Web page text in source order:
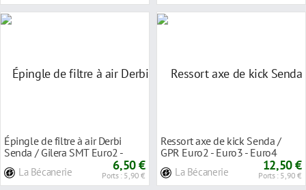
Épingle de filtre à air Derbi
Senda / Gilera SMT Euro2 -
La Bécanerie 6,50 €
Ports : 5,90 €
Ressort axe de kick Senda /
GPR Euro2 - Euro3 - Euro4
La Bécanerie 12,50 €
Ports : 5,90 €